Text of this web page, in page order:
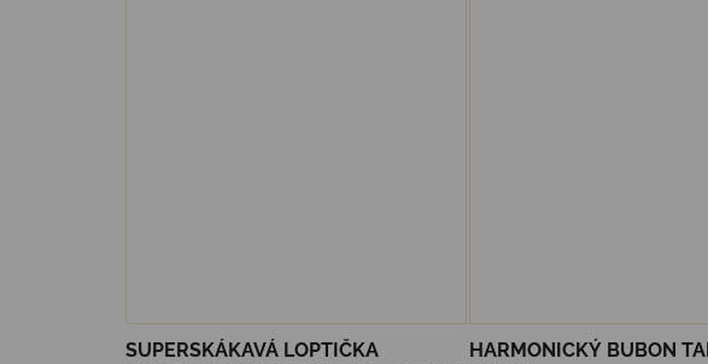
SUPERSKÁKAVÁ LOPTIČKA
HARMONICKÝ BUBON